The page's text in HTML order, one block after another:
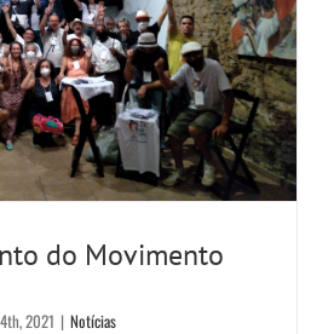
do Movimento
2021 | Notícias